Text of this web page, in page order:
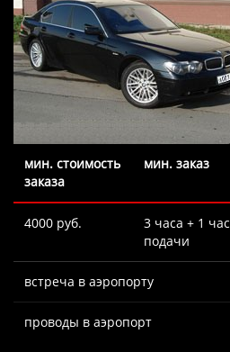
мин. стоимость
заказа
мин. заказ
4000 руб.
3 часа + 1 час
подачи
встреча в аэропорту
проводы в аэропорт